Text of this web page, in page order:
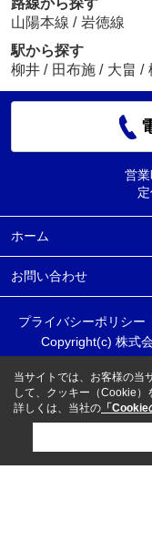
路線から探す
山陽本線 / 岩徳線
駅から探す
柳井 / 田布施 / 大畠 /
営業
定
ホーム
お問い合わせ
プライバシーポリシー
Copyright(c) 株式
当サイトでは、お客様の当
して、クッキー（Cookie）
詳しくは、当社の 「